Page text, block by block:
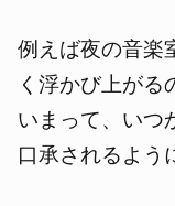
例えば夜の音楽
く浮かび上がる
いまって、いつ
口承されるよう